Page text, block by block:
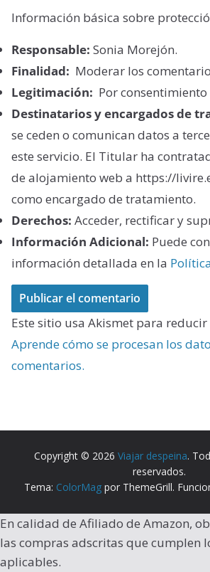
Información básica sobre
Responsable: Sonia Morejón.
Finalidad: Moderar los
Legitimación: Por
Destinatarios y encargados de
se ceden o comunican datos a
este servicio. El Titular ha
de alojamiento web a https://
como encargado de tratamiento.
Derechos: Acceder, rectificar y
Información Adicional: Puede
información detallada en la
Este sitio usa Akismet para reducir
Aprende cómo se procesan los
comentarios.
Copyright © 2026 Viajar despeina.
reservados.
Tema: ColorMagpor ThemeGrill.
En calidad de Afiliado de Amazon,
las compras adscritas que cumplen
aplicables.